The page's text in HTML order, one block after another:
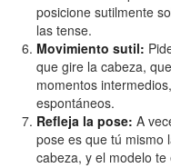
posicione sutilmente
las tense.
Movimiento sutil:
que gire la cabeza,
momentos
espontáneos.
Refleja la pose: A
pose es que tú mismo
cabeza, y el modelo